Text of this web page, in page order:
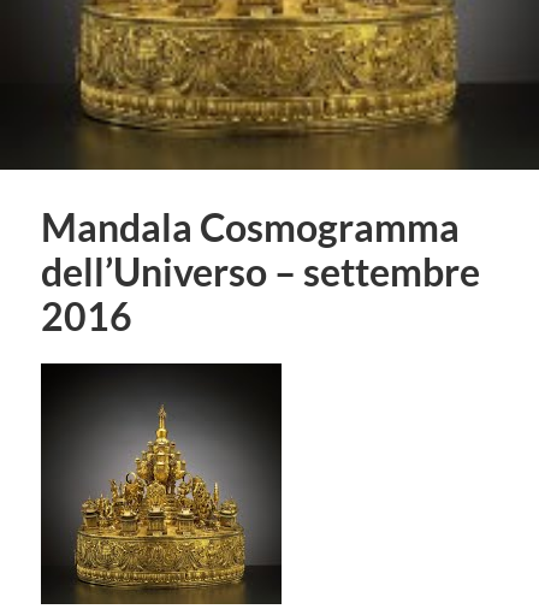
Mandala Cosmogramma
dell’Universo – settembre
2016